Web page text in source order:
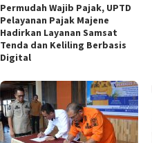
Permudah Wajib Pajak, UPTD
Pelayanan Pajak Majene
Hadirkan Layanan Samsat
Tenda dan Keliling Berbasis
Digital